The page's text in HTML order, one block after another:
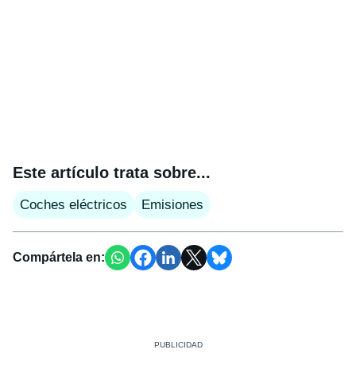
Este artículo trata sobre...
Coches eléctricos Emisiones
Compártela en: